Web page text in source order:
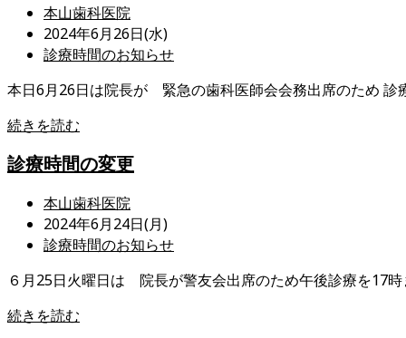
時
間
変
更
に
て
投
稿
者:
本山歯科医院
投
稿
開
日:
2024年6月26日(水)
投
カ
テ
ゴ
リ
ー:
診療時間のお知らせ
本日6月26日は院長が 緊急の歯科医師会会務出席のため 診
続きを読む
時
の
変
更
診療時間の変更
投
稿
者:
本山歯科医院
投
稿
開
日:
2024年6月24日(月)
投
カ
テ
ゴ
診療時間のお知らせ
６月25日火曜日は 院長が警友会出席のため午後診療を17
続きを読む